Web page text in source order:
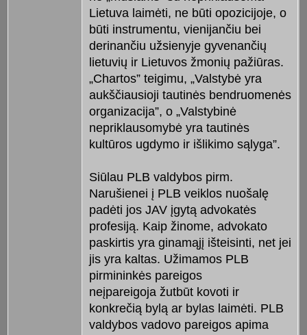
Lietuva laimėti, ne būti opozicijoje, o
būti instrumentu, vienijančiu bei
derinančiu užsienyje gyvenančių
lietuvių ir Lietuvos žmonių pažiūras.
„Chartos” teigimu, „Valstybė yra
aukščiausioji tautinės bendruomenės
organizacija”, o „Valstybinė
nepriklausomybė yra tautinės
kultūros ugdymo ir išlikimo sąlyga”.
Siūlau PLB valdybos pirm.
Narušienei į PLB veiklos nuošalę
padėti jos JAV įgytą advokatės
profesiją. Kaip žinome, advokato
paskirtis yra ginamąjį išteisinti, net jei
jis yra kaltas. Užimamos PLB
pirmininkės pareigos
neįpareigoja žutbūt kovoti ir
konkrečią bylą ar bylas laimėti. PLB
valdybos vadovo pareigos apima